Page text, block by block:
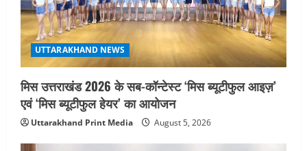
UTTARAKHAND NEWS
मिस उत्तराखंड 2026 के सब-कॉन्टेस्ट ‘मिस ब्यूटीफुल आइज़’
एवं ‘मिस ब्यूटीफुल हेयर’ का आयोजन
Uttarakhand Print Media August 5, 2026